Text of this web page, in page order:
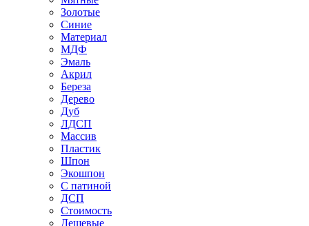
Золотые
Синие
Материал
МДФ
Эмаль
Акрил
Береза
Дерево
Дуб
ЛДСП
Массив
Пластик
Шпон
Экошпон
С патиной
ДСП
Стоимость
Дешевые